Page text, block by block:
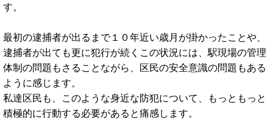
す。
最初の逮捕者が出るまで１０年近い歳月が掛かったことや、
逮捕者が出ても更に犯行が続くこの状況には、駅現場の管理
体制の問題もさることながら、区民の安全意識の問題もある
ように感じます。
私達区民も、このような身近な防犯について、もっともっと
積極的に行動する必要があると痛感します。